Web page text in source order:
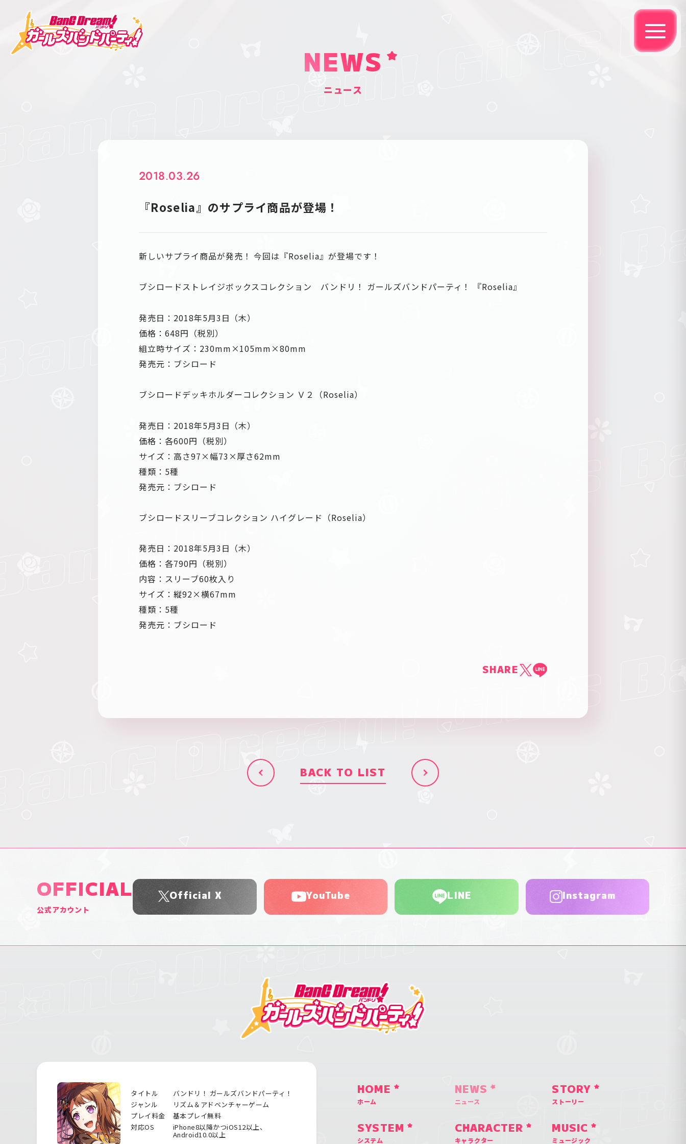
NEWS
ニュース
2018.03.26
『Roselia』のサプライ商品が登場！
新しいサプライ商品が発売！ 今回は『Roselia』が登場です！
ブシロードストレイジボックスコレクション バンドリ！ ガールズバンドパーティ！ 『Roselia』
発売日：2018年5月3日（木）
価格：648円（税別）
組立時サイズ：230mm×105mm×80mm
発売元：ブシロード
ブシロードデッキホルダーコレクション Ｖ２（Roselia）
発売日：2018年5月3日（木）
価格：各600円（税別）
サイズ：高さ97×幅73×厚さ62mm
種類：5種
発売元：ブシロード
ブシロードスリーブコレクション ハイグレード（Roselia）
発売日：2018年5月3日（木）
価格：各790円（税別）
内容：スリーブ60枚入り
サイズ：縦92×横67mm
種類：5種
発売元：ブシロード
SHARE
BACK TO LIST
OFFICIAL
公式アカウント
Official X YouTube LINE Instagram
HOME
ホーム
NEWS
ニュース
STORY
ストーリー
SYSTEM
システム
CHARACTER
キャラクター
MUSIC
ミュージック
タイトル
バンドリ！ ガールズバンドパーティ！
ジャンル
リズム＆アドベンチャーゲーム
プレイ料金
基本プレイ無料
対応OS
iPhone8以降かつiOS12以上、
Android10.0以上